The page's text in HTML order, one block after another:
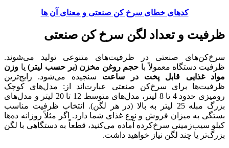
کدهای خطای سرخ کن صنعتی و معنای آن ها
ظرفیت و تعداد لگن سرخ کن صنعتی
سرخ‌کن‌های صنعتی در ظرفیت‌های متنوعی تولید می‌شوند.
ظرفیت دستگاه معمولاً با حجم روغن مخزن (بر حسب لیتر)یا وزن
مواد غذایی قابل پخت در ساعت سنجیده می‌شود. رایج‌ترین
ظرفیت‌ها برای سرخ‌کن صنعتی عبارت‌اند از: مدل‌های کوچک
رومیزی حدود 4 تا 8 لیتر، مدل‌های متوسط 12 تا 20 لیتر و مدل‌های
بزرگ مبله 25 لیتر به بالا (در هر لگن). انتخاب ظرفیت مناسب
بستگی به میزان فروش و نوع غذای شما دارد. اگر مثلاً روزانه ده‌ها
کیلو سیب‌زمینی سرخ‌کرده آماده می‌کنید، قطعاً به دستگاهی با لگن
بزرگ‌تر یا چند لگن نیاز خواهید داشت.